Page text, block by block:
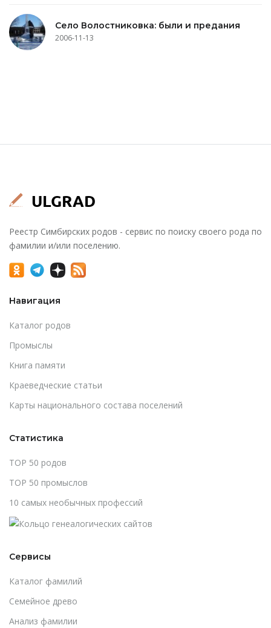
Село Волостниковка: были и предания
2006-11-13
Реестр Симбирских родов - сервис по поиску своего рода по
фамилии и/или поселению.
Навигация
Каталог родов
Промыслы
Книга памяти
Краеведческие статьи
Карты национального состава поселений
Статистика
TOP 50 родов
TOP 50 промыслов
10 самых необычных профессий
Сервисы
Каталог фамилий
Cемейное древо
Анализ фамилии